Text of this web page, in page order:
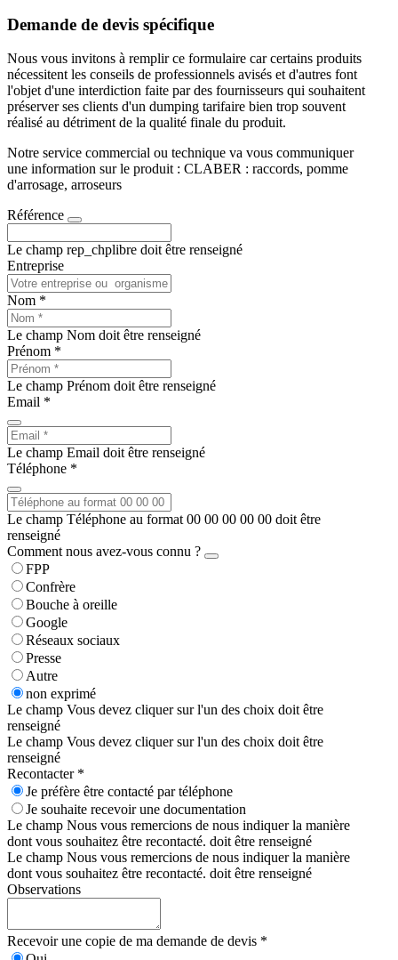
Demande de devis spécifique
Nous vous invitons à remplir ce formulaire car certains produits
nécessitent les conseils de professionnels avisés et d'autres font
l'objet d'une interdiction faite par des fournisseurs qui souhaitent
préserver ses clients d'un dumping tarifaire bien trop souvent
réalisé au détriment de la qualité finale du produit.
Notre service commercial ou technique va vous communiquer
une information sur le produit : CLABER : raccords, pomme
d'arrosage, arroseurs
Référence
Le champ rep_chplibre doit être renseigné
Entreprise
Nom *
Le champ Nom doit être renseigné
Prénom *
Le champ Prénom doit être renseigné
Email *
Le champ Email doit être renseigné
Téléphone *
Le champ Téléphone au format 00 00 00 00 00 doit être
renseigné
Comment nous avez-vous connu ?
FPP
Confrère
Bouche à oreille
Google
Réseaux sociaux
Presse
Autre
non exprimé
Le champ Vous devez cliquer sur l'un des choix doit être
renseigné
Le champ Vous devez cliquer sur l'un des choix doit être
renseigné
Recontacter *
Je préfère être contacté par téléphone
Je souhaite recevoir une documentation
Le champ Nous vous remercions de nous indiquer la manière
dont vous souhaitez être recontacté. doit être renseigné
Le champ Nous vous remercions de nous indiquer la manière
dont vous souhaitez être recontacté. doit être renseigné
Observations
Recevoir une copie de ma demande de devis *